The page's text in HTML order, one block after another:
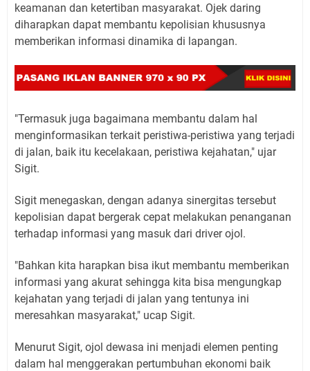
keamanan dan ketertiban masyarakat. Ojek daring
diharapkan dapat membantu kepolisian khususnya
memberikan informasi dinamika di lapangan.
"Termasuk juga bagaimana membantu dalam hal
menginformasikan terkait peristiwa-peristiwa yang terjadi
di jalan, baik itu kecelakaan, peristiwa kejahatan," ujar
Sigit.
Sigit menegaskan, dengan adanya sinergitas tersebut
kepolisian dapat bergerak cepat melakukan penanganan
terhadap informasi yang masuk dari driver ojol.
"Bahkan kita harapkan bisa ikut membantu memberikan
informasi yang akurat sehingga kita bisa mengungkap
kejahatan yang terjadi di jalan yang tentunya ini
meresahkan masyarakat," ucap Sigit.
Menurut Sigit, ojol dewasa ini menjadi elemen penting
dalam hal menggerakan pertumbuhan ekonomi baik